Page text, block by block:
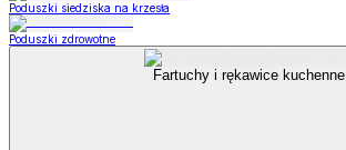
Poduszki siedziska na krzesła
Poduszki zdrowotne
Fartuchy i rękawice kuchenne